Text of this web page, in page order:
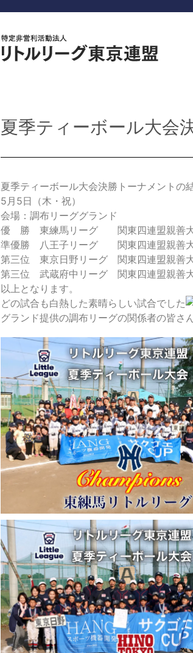
夏季ティーボール大会
夏季ティーボール大会決勝トーナメントの
5月5日（木・祝）
会場：調布リーググランド
優 勝 東練馬リーグ 関東四連盟親善大
準優勝 八王子リーグ 関東四連盟親善大
第三位 東京日野リーグ 関東四連盟親善
第三位 武蔵府中リーグ 関東四連盟親善
以上となります。
どの試合も白熱した素晴らしい試合でした
グランド提供の調布リーグの関係者の皆さ